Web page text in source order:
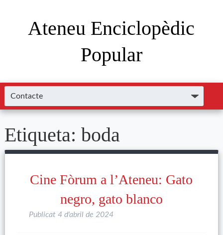
Ateneu Enciclopèdic
Popular
Etiqueta: boda
Cine Fòrum a l’Ateneu: Gato
negro, gato blanco
Publicat 4 d'abril de 2024